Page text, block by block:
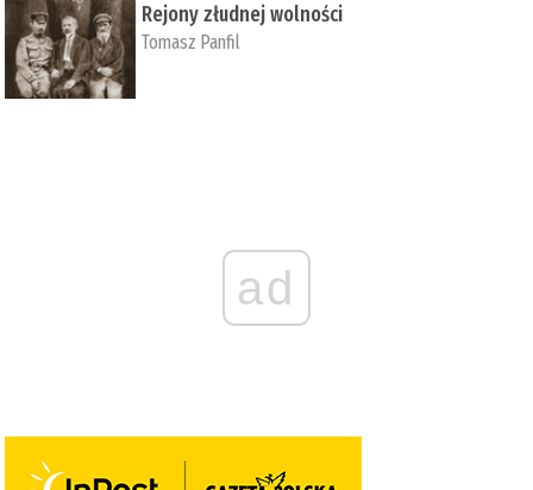
Rejony złudnej wolności
Tomasz Panfil
ad